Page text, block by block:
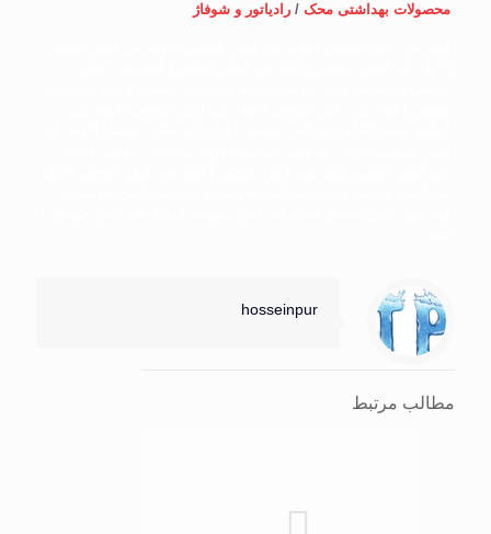
محصولات بهداشتی محک/ رادیاتور و شوفاژ
hosseinpur
مطالب مرتبط